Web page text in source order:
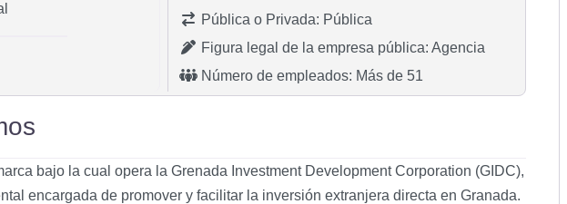
Pública o Privada: Pública
Figura legal de la empresa pública: Agencia
Número de empleados: Más de 51
bajo la cual opera la Grenada Investment Development Corporation (GIDC),
encargada de promover y facilitar la inversión extranjera directa en Granada.